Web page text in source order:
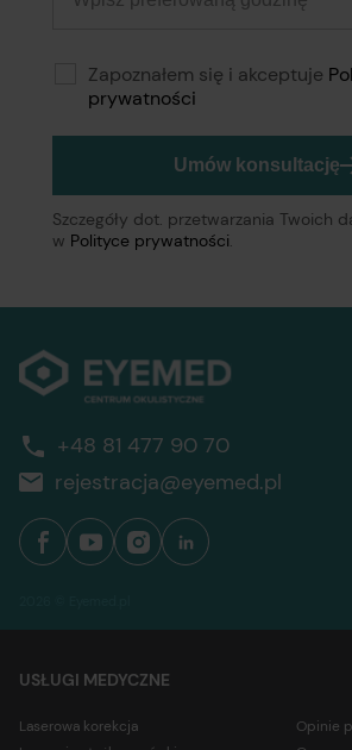
Zapoznałem się i akceptuje
prywatności
Umów konsultację
Szczegóły dot. przetwarzania Twoich
w Polityce prywatności.
+48 81 477 90 70
rejestracja@eyemed.pl
USŁUGI MEDYCZNE
Laserowa korekcja
Opinie